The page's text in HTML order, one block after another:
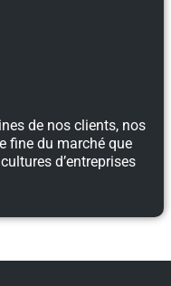
de nos clients, nos
fine du marché que
d’entreprises